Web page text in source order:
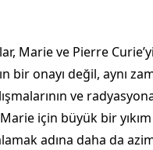
Marie ve Pierre
bir onayı değil, aynı
ve
için büyük bir
adına daha da